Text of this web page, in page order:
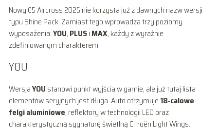
Nowy C5 Aircross 2025 nie korzysta już z dawnych nazw wersji
typu Shine Pack. Zamiast tego wprowadza trzy poziomy
wyposażenia:YOU, PLUSi MAX, każdy z wyraźnie
zdefiniowanym charakterem.
YOU
WersjaYOU stanowi punkt wyjścia w gamie, ale już tutaj lista
elementów seryjnych jest długa. Auto otrzymuje 18‑calowe
felgi aluminiowe, reflektory w technologii LED oraz
charakterystyczną sygnaturę świetlną Citroën Light Wings.